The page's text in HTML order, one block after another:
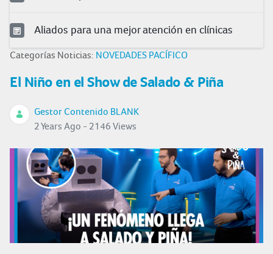
Aliados para una mejor atención en clínicas
Categorías Noticias: NOVEDADES PACÍFICO
El Niño en el Show de Salado & Piña
Gestor Contenido BLANK
2 Years Ago - 2146 Views